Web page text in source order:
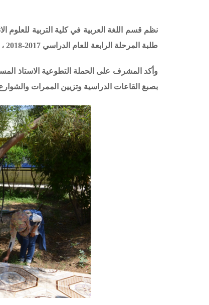
نظم قسم اللغة العربية في كلية التربية للعلوم
طلبة المرحلة الرابعة للعام الدراسي 2017-2018 ، دورة السلام .
وأكد المشرف على الحملة التطوعية الاستاذ
بصبغ القاعات الدراسية وتزيين الممرات